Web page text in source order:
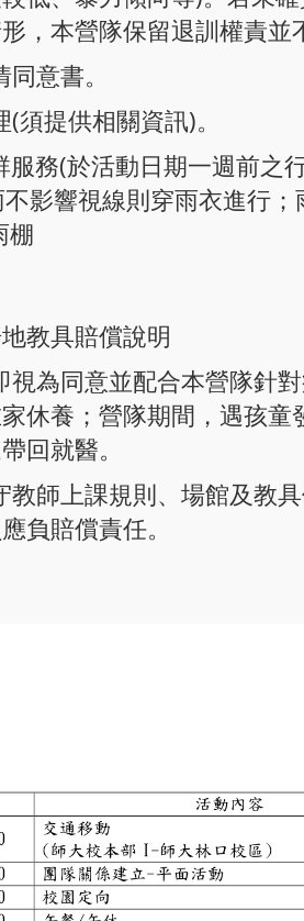
，本營隊保留退訓權責並
意書。
提供相關資訊)。
務(於活動日期一週前之
影響視線則穿雨衣進行
棚
教具賠償說明
為同意並配合本營隊針
休養；營隊期間，遇孩
回就醫。
師上課規則、場館及教
負賠償責任。